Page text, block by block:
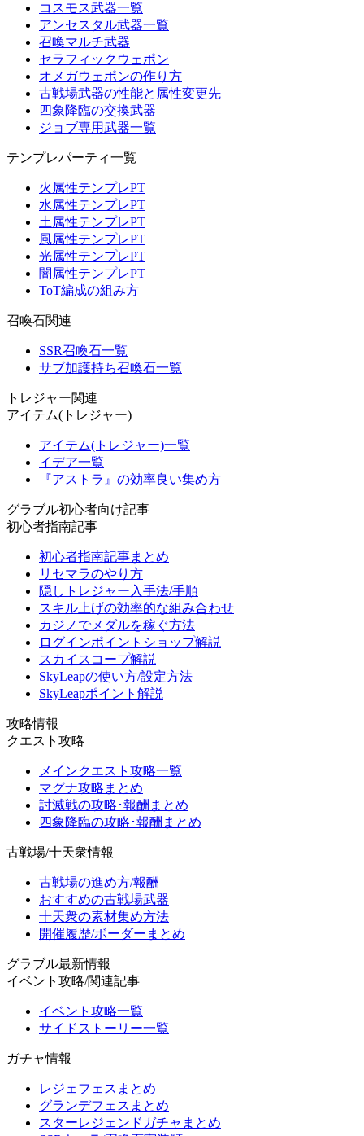
コスモス武器一覧
アンセスタル武器一覧
召喚マルチ武器
セラフィックウェポン
オメガウェポンの作り方
古戦場武器の性能と属性変更先
四象降臨の交換武器
ジョブ専用武器一覧
テンプレパーティ一覧
火属性テンプレPT
水属性テンプレPT
土属性テンプレPT
風属性テンプレPT
光属性テンプレPT
闇属性テンプレPT
ToT編成の組み方
召喚石関連
SSR召喚石一覧
サブ加護持ち召喚石一覧
トレジャー関連
アイテム(トレジャー)
アイテム(トレジャー)一覧
イデア一覧
『アストラ』の効率良い集め方
グラブル初心者向け記事
初心者指南記事
初心者指南記事まとめ
リセマラのやり方
隠しトレジャー入手法/手順
スキル上げの効率的な組み合わせ
カジノでメダルを稼ぐ方法
ログインポイントショップ解説
スカイスコープ解説
SkyLeapの使い方/設定方法
SkyLeapポイント解説
攻略情報
クエスト攻略
メインクエスト攻略一覧
マグナ攻略まとめ
討滅戦の攻略･報酬まとめ
四象降臨の攻略･報酬まとめ
古戦場/十天衆情報
古戦場の進め方/報酬
おすすめの古戦場武器
十天衆の素材集め方法
開催履歴/ボーダーまとめ
グラブル最新情報
イベント攻略/関連記事
イベント攻略一覧
サイドストーリー一覧
ガチャ情報
レジェフェスまとめ
グランデフェスまとめ
スターレジェンドガチャまとめ